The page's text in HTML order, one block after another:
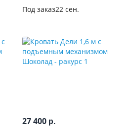
Бежевый
Под заказ22 сен.
27 400 р.